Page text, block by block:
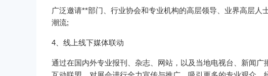
广泛邀请**部门、行业协会和专业机构的高层领导、业界高层
潮流;
4、线上线下媒体联动
通过在国内外专业报刊、杂志、网站，以及当地电视台、新闻